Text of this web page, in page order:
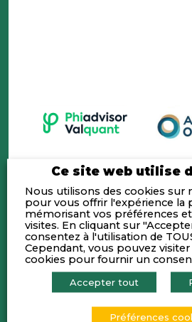
RÉUNION DE CONJONCTURE
BOURSIÈRE ET FINANCIÈRE
L’invité du mois : Brice
Obiz
Ce site web utilise
Nous utilisons des cookies sur
pour vous offrir l'expérience la
mémorisant vos préférences
visites. En cliquant sur
consentez à l'utilisation de
Cependant, vous pouvez
cookies pour fournir un
Accepter tout
Préférences